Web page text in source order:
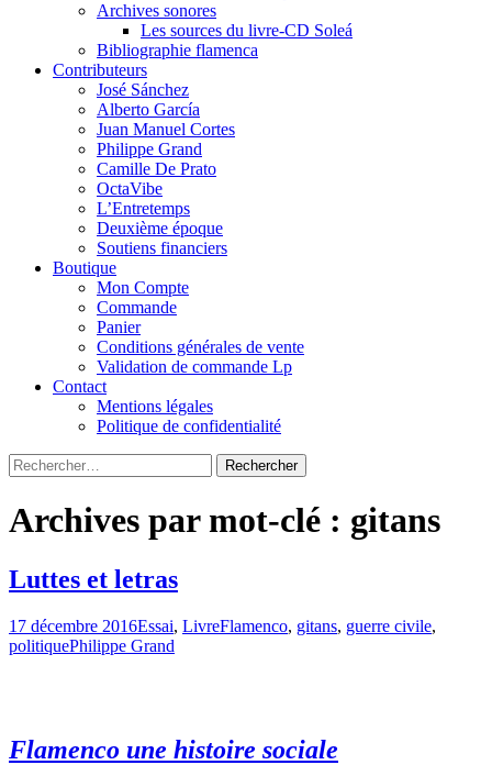
Archives sonores
Les sources du livre-CD Soleá
Bibliographie flamenca
Contributeurs
José Sánchez
Alberto García
Juan Manuel Cortes
Philippe Grand
Camille De Prato
OctaVibe
L’Entretemps
Deuxième époque
Soutiens financiers
Boutique
Mon Compte
Commande
Panier
Conditions générales de vente
Validation de commande Lp
Contact
Mentions légales
Politique de confidentialité
Rechercher :
Archives par mot-clé : gitans
Luttes et letras
17 décembre 2016Essai, LivreFlamenco, gitans, guerre civile,
politiquePhilippe Grand
Flamenco une histoire sociale